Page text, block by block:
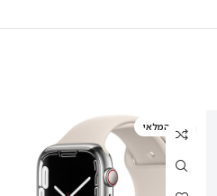
אזל המלאי